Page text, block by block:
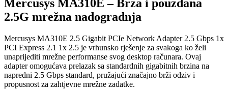
Mercusys MA310E – Brza i pouzdana
2.5G mrežna nadogradnja
Mercusys MA310E 2.5 Gigabit PCIe Network Adapter 2.5 Gbps 1x
PCI Express 2.1 1x 2.5 je vrhunsko rješenje za svakoga ko želi
unaprijediti mrežne performanse svog desktop računara. Ovaj
adapter omogućava prelazak sa standardnih gigabitnih brzina na
napredni 2.5 Gbps standard, pružajući značajno brži odziv i
propusnost za zahtjevne mrežne zadatke.